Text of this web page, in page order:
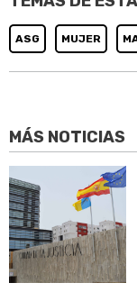
ASG MUJER
MÁS NOTICIAS